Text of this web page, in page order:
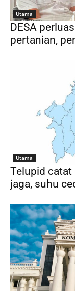
Utama
DESA
pertanian,
Utama
Telupid catat
jaga, suhu